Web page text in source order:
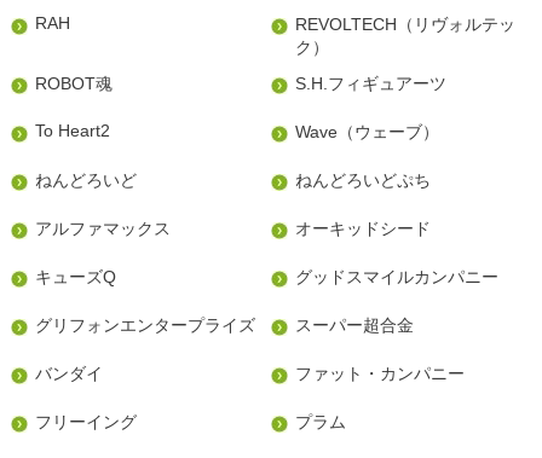
RAH
REVOLTECH（リヴォルテッ
ク）
ROBOT魂
S.H.フィギュアーツ
To Heart2 Wave（ウェーブ）
ねんどろいど ねんどろいどぷち
アルファマックス オーキッドシード
キューズQ グッドスマイルカンパニー
グリフォンエンタープライズ スーパー超合金
バンダイ ファット・カンパニー
フリーイング プラム